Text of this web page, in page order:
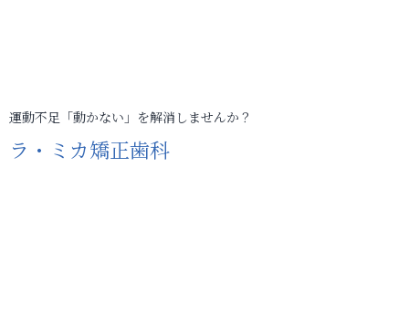
運動不足「動かない」を解消しませんか？
ラ・ミカ矯正歯科